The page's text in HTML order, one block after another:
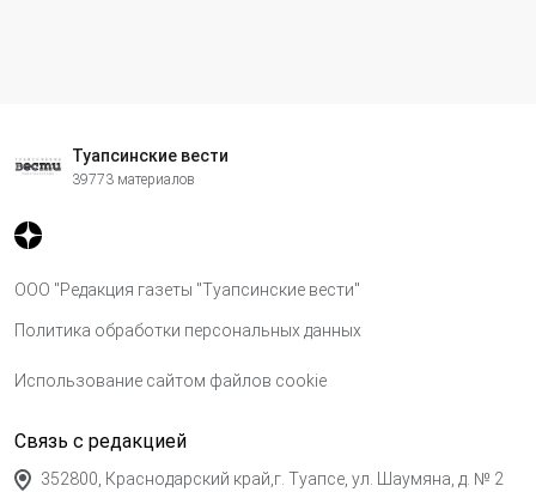
Туапсинские вести
39773 материалов
ООО "Редакция газеты "Туапсинские вести"
Политика обработки персональных данных
Использование сайтом файлов cookie
Связь с редакцией
352800, Краснодарский край,г. Туапсе, ул. Шаумяна, д. № 2